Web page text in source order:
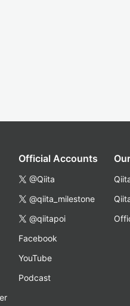
Official Accounts
@Qiita
@qiita_milestone
@qiitapoi
Facebook
YouTube
Podcast